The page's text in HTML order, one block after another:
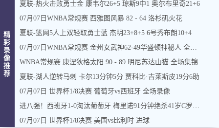
精
彩
录
像
推
荐
夏联-热火击败勇士金 康韦尔26+5 琼斯9中1 奥尔布里奇21+6
07月07日WNBA常规赛 西雅图风暴 82 - 64 洛杉矶火花
夏联-篮网5人上双轻取勇士蓝 杰明23+8+5 6号秀布朗10+4
07月07日WNBA常规赛 金州女武神62-49华盛顿神秘人 全场集锦
WNBA常规赛 康涅狄格太阳 90 - 89 明尼苏达山猫 全场集锦
夏联-湖人逆转马刺 卡尔13分钟5分 贾科比·吉莱斯皮19分6助
07月07日 世界杯1/8决赛 葡萄牙vs西班牙 全场录像
进八强！西班牙1-0淘汰葡萄牙 梅里诺91分钟绝杀41岁C罗最后一舞
07月07日 世界杯1/8决赛 美国vs比利时 进球